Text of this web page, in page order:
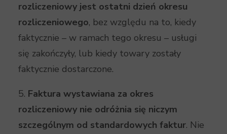
rozliczeniowy jest ostatni dzień okresu
rozliczeniowego, bez względu na to, kiedy
faktycznie – w ramach tego okresu – usługi
się zakończyły, lub kiedy towary zostały
faktycznie dostarczone.
5. Faktura wystawiana za okres
rozliczeniowy nie odróżnia się niczym
szczególnym od standardowych faktur. Nie